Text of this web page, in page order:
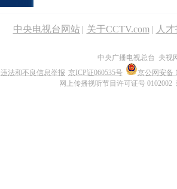
中央电视台网站 | 关于CCTV.com | 人
中央广播电视总台 央视
违法和不良信息举报 京ICP证060535号
京公网安备
网上传播视听节目许可证号 0102002